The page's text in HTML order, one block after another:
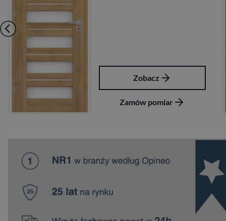
Zamów pomiar